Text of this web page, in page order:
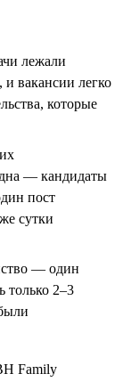
лежали
вакансии легко
которые
— кандидаты
пост
сутки
— один
только 2–3